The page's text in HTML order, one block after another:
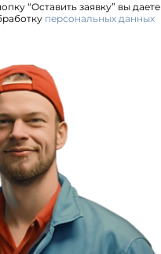
“Оставить заявку” вы даете
персональных данных